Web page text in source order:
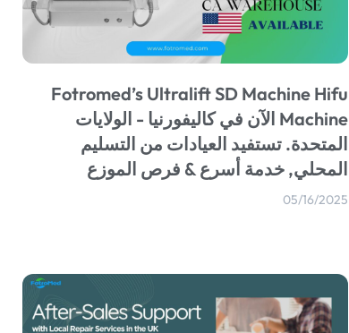
Fotromed’s Ultralift SD Machine Hifu
Machine الآن في كاليفورنيا - الولايات
المتحدة. تستفيد العيادات من التسليم
المحلي, خدمة أسرع & فرص الموزع
05/16/2025